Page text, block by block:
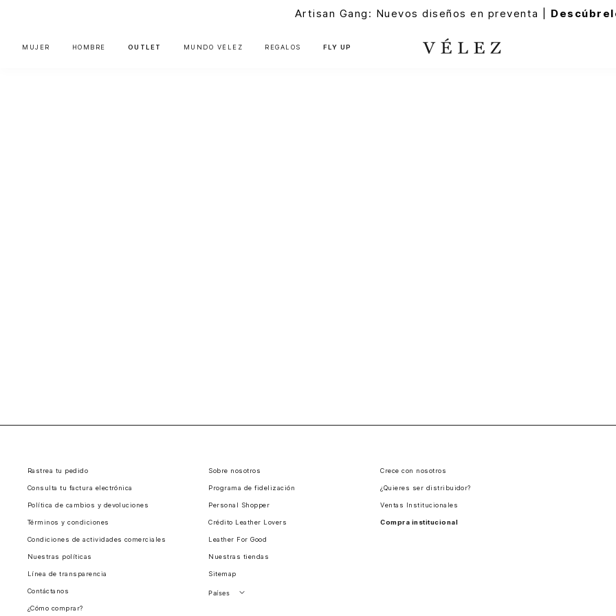
Artisan Gang: Nuevos diseños en preventa |
MUJER HOMBRE OUTLET MUNDO VÉLEZ REGALOS FLY UP
Rastrea tu pedido
Consulta tu factura electrónica
Política de cambios y devoluciones
Términos y condiciones
Condiciones de actividades comerciales
Nuestras políticas
Línea de transparencia
Contáctanos
¿Cómo comprar?
Sobre nosotros
Programa de fidelización
Personal Shopper
Crédito Leather Lovers
Leather For Good
Nuestras tiendas
Sitemap
Países
Crece con nosotros
¿Quieres ser distribuidor?
Ventas Institucionales
Compra institucional